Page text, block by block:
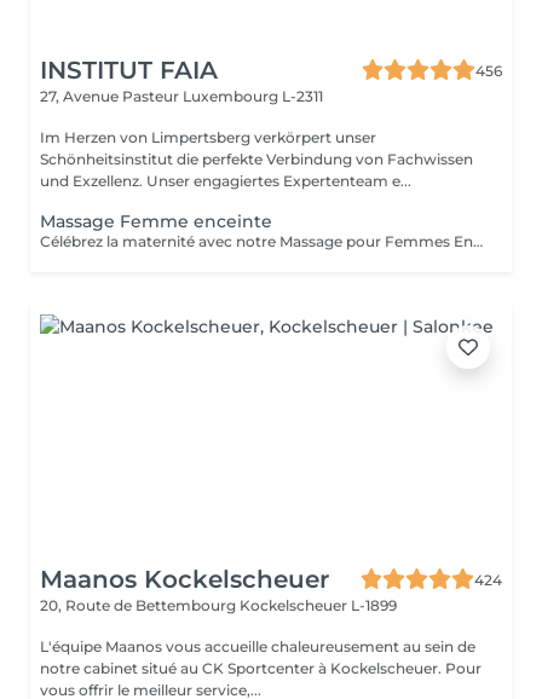
INSTITUT FAIA
456
27, Avenue Pasteur Luxembourg L-2311
Im Herzen von Limpertsberg verkörpert unser
Schönheitsinstitut die perfekte Verbindung von Fachwissen
und Exzellenz. Unser engagiertes Expertenteam e...
Massage Femme enceinte
Célébrez la maternité avec notre Massage pour Femmes Enceintes. Conçu spécialement pour les futures mamans, ce massage offre une parenthèse de bien-être et de soulagement. Nos thérapeutes expérimentés utilisent des techniques douces pour apaiser les maux de dos, les tensions et les jambes fatiguées qui accompagnent souvent la grossesse. Vous serez choyée dans un environnement paisible, garantissant un moment de détente pour vous et votre bébé. Offrez-vous ce moment précieux de détente pour vous sentir choyée, détendue et prête à embrasser chaque instant de votre grossesse en toute sérénité
Maanos Kockelscheuer
424
20, Route de Bettembourg Kockelscheuer L-1899
L'équipe Maanos vous accueille chaleureusement au sein de
notre cabinet situé au CK Sportcenter à Kockelscheuer. Pour
vous offrir le meilleur service,...